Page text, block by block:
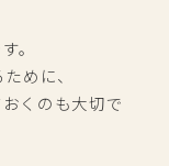
。
めに、
くのも大切で